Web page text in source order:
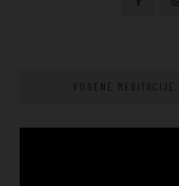
VOĐENE MEDITACIJE